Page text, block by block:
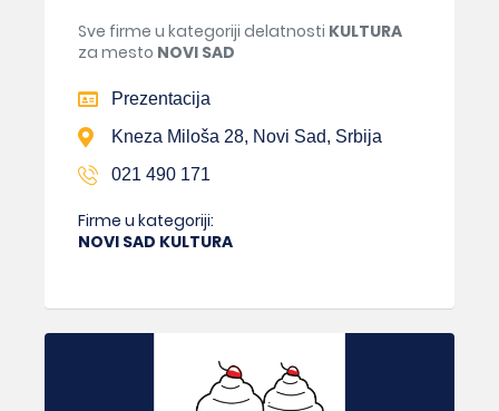
Sve firme u kategoriji delatnosti KULTURA
za mesto NOVI SAD
Prezentacija
Kneza Miloša 28, Novi Sad, Srbija
021 490 171
Firme u kategoriji:
NOVI SAD KULTURA